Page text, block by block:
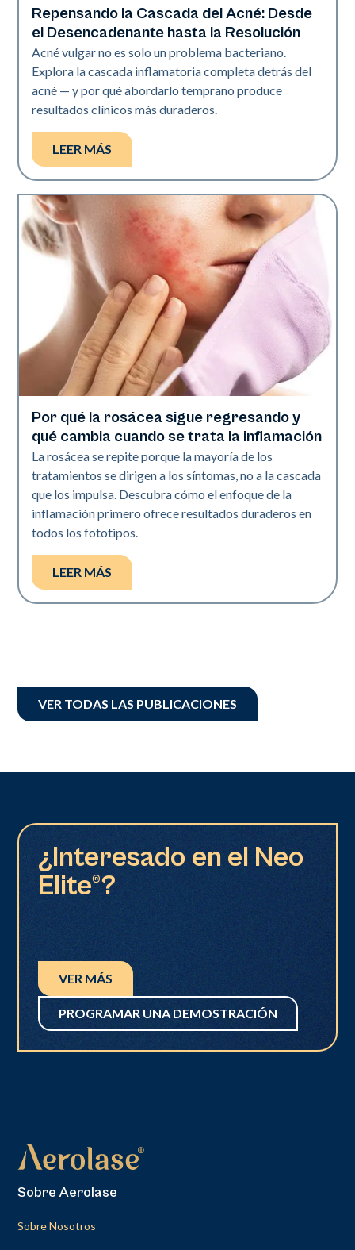
Salud de la piel
Repensando la Cascada del Acné: Desde
el Desencadenante hasta la Resolución
Acné vulgar no es solo un problema bacteriano.
Explora la cascada inflamatoria completa detrás del
acné — y por qué abordarlo temprano produce
resultados clínicos más duraderos.
LEER MÁS
Salud de la piel
Por qué la rosácea sigue regresando y
qué cambia cuando se trata la inflamación
La rosácea se repite porque la mayoría de los
tratamientos se dirigen a los síntomas, no a la cascada
que los impulsa. Descubra cómo el enfoque de la
inflamación primero ofrece resultados duraderos en
todos los fototipos.
LEER MÁS
VER TODAS LAS PUBLICACIONES
¿Interesado en el Neo
Elite®?
VER MÁS
PROGRAMAR UNA DEMOSTRACIÓN
Sobre Aerolase
Sobre Nosotros